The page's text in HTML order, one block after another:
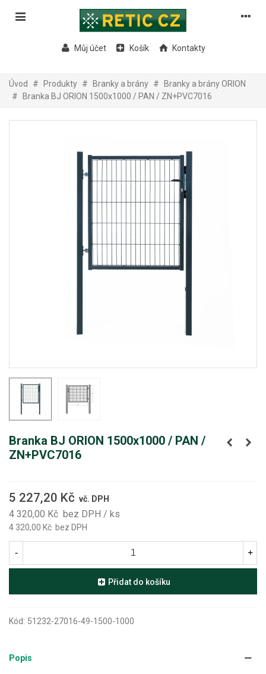
Můj účet Košík Kontakty
Úvod # Produkty # Branky a brány #
Branky a brány ORION
#
Branka BJ ORION 1500x1000 / PAN / ZN+PVC7016
Branka BJ ORION 1500x1000 / PAN /
ZN+PVC7016
5 227,20 Kč vč. DPH
4 320,00 Kč bez DPH / ks
4 320,00 Kč bez DPH
- +
Přidat do košíku
Kód: 51232-27016-49-1500-1000
Popis